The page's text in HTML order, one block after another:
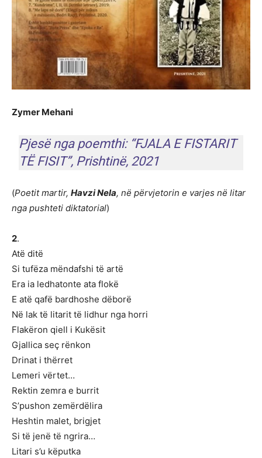
Zymer Mehani
Pjesë nga poemthi: “FJALA E FISTARIT
TË FISIT”, Prishtinë, 2021
(Poetit martir, Havzi Nela, në përvjetorin e varjes në litar
nga pushteti diktatorial)
2.
Atë ditë
Si tufëza mëndafshi të artë
Era ia ledhatonte ata flokë
E atë qafë bardhoshe dëborë
Në lak të litarit të lidhur nga horri
Flakëron qiell i Kukësit
Gjallica seç rënkon
Drinat i thërret
Lemeri vërtet…
Rektin zemra e burrit
S’pushon zemërdëlira
Heshtin malet, brigjet
Si të jenë të ngrira…
Litari s’u këputka